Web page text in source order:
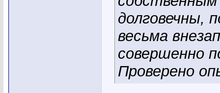
долговечны,
весьма
совершенно
Проверено